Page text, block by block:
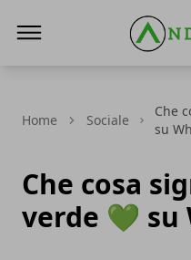
Home Sociale
Che
su
Che cosa
verde 💚 su